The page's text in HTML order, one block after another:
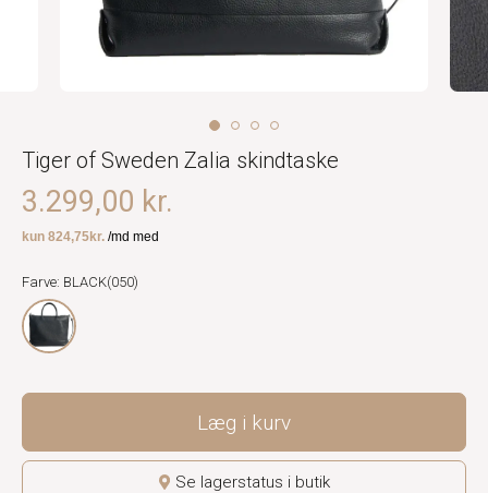
Tiger of Sweden Zalia skindtaske
3.299,00 kr.
Farve: BLACK(050)
Læg i kurv
Se lagerstatus i butik